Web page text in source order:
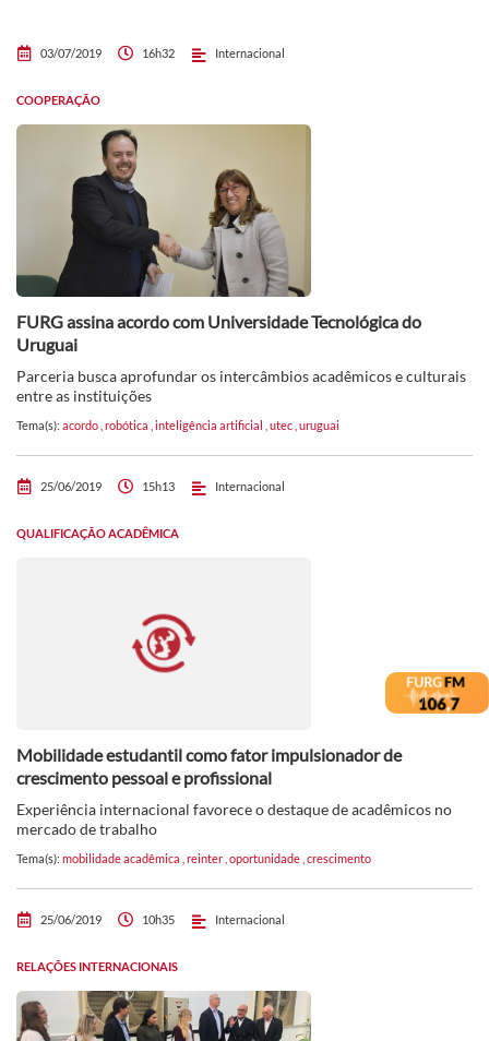
03/07/2019 16h32 Internacional
COOPERAÇÃO
FURG assina acordo com Universidade Tecnológica do
Uruguai
Parceria busca aprofundar os intercâmbios acadêmicos e culturais
entre as instituições
Tema(s): acordo robótica inteligência artificial utec uruguai
25/06/2019 15h13 Internacional
QUALIFICAÇÃO ACADÊMICA
Mobilidade estudantil como fator impulsionador de
crescimento pessoal e profissional
Experiência internacional favorece o destaque de acadêmicos no
mercado de trabalho
Tema(s): mobilidade acadêmica reinter oportunidade crescimento
25/06/2019 10h35 Internacional
RELAÇÕES INTERNACIONAIS